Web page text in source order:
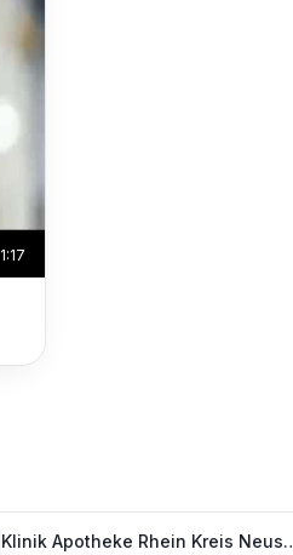
1:17
Klinik Apotheke Rhein Kreis Neuss